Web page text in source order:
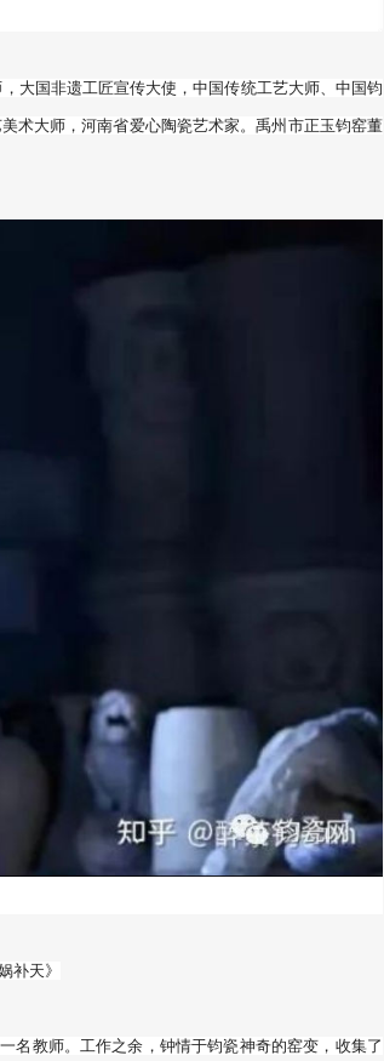
大国非遗工匠宣传大使，中国传统工艺大师、中国钧
术大师，河南省爱心陶瓷艺术家。禹州市正玉钧窑董
补天》
名教师。工作之余，钟情于钧瓷神奇的窑变，收集了